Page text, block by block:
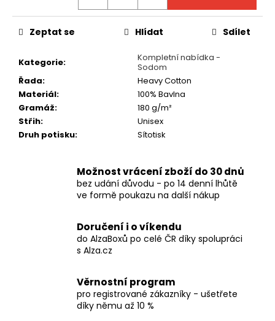
Kategorie:
Kompletní nabídka -
Sodom
Řada:
Heavy Cotton
Materiál:
100% Bavlna
Gramáž:
180 g/m²
Střih:
Unisex
Druh potisku: Sítotisk
Zeptat se Hlídat Sdílet
Možnost vrácení zboží do 30 dnů
bez udání důvodu - po 14 denní lhůtě
ve formě poukazu na další nákup
Doručení i o víkendu
do AlzaBoxů po celé ČR díky spolupráci
s Alza.cz
Věrnostní program
pro registrované zákazníky - ušetřete
díky němu až 10 %
TRIČKO
SEPULTURA
ARISE
490
Kč